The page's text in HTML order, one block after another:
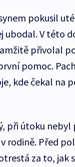
pokusil
ubodal. V této
přivolal
pomoc.
kde čekal na
při útoku nebyl
rodině. Před
za to, jak